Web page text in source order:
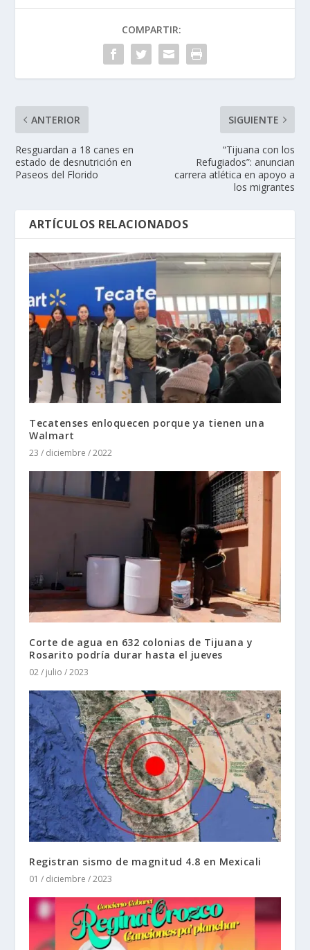
COMPARTIR:
ANTERIOR
Resguardan a 18 canes en
estado de desnutrición en
Paseos del Florido
SIGUIENTE
“Tijuana con los
Refugiados”: anuncian
carrera atlética en apoyo a
los migrantes
ARTÍCULOS RELACIONADOS
Tecatenses enloquecen porque ya tienen una
Walmart
23 / diciembre / 2022
Corte de agua en 632 colonias de Tijuana y
Rosarito podría durar hasta el jueves
02 / julio / 2023
Registran sismo de magnitud 4.8 en Mexicali
01 / diciembre / 2023